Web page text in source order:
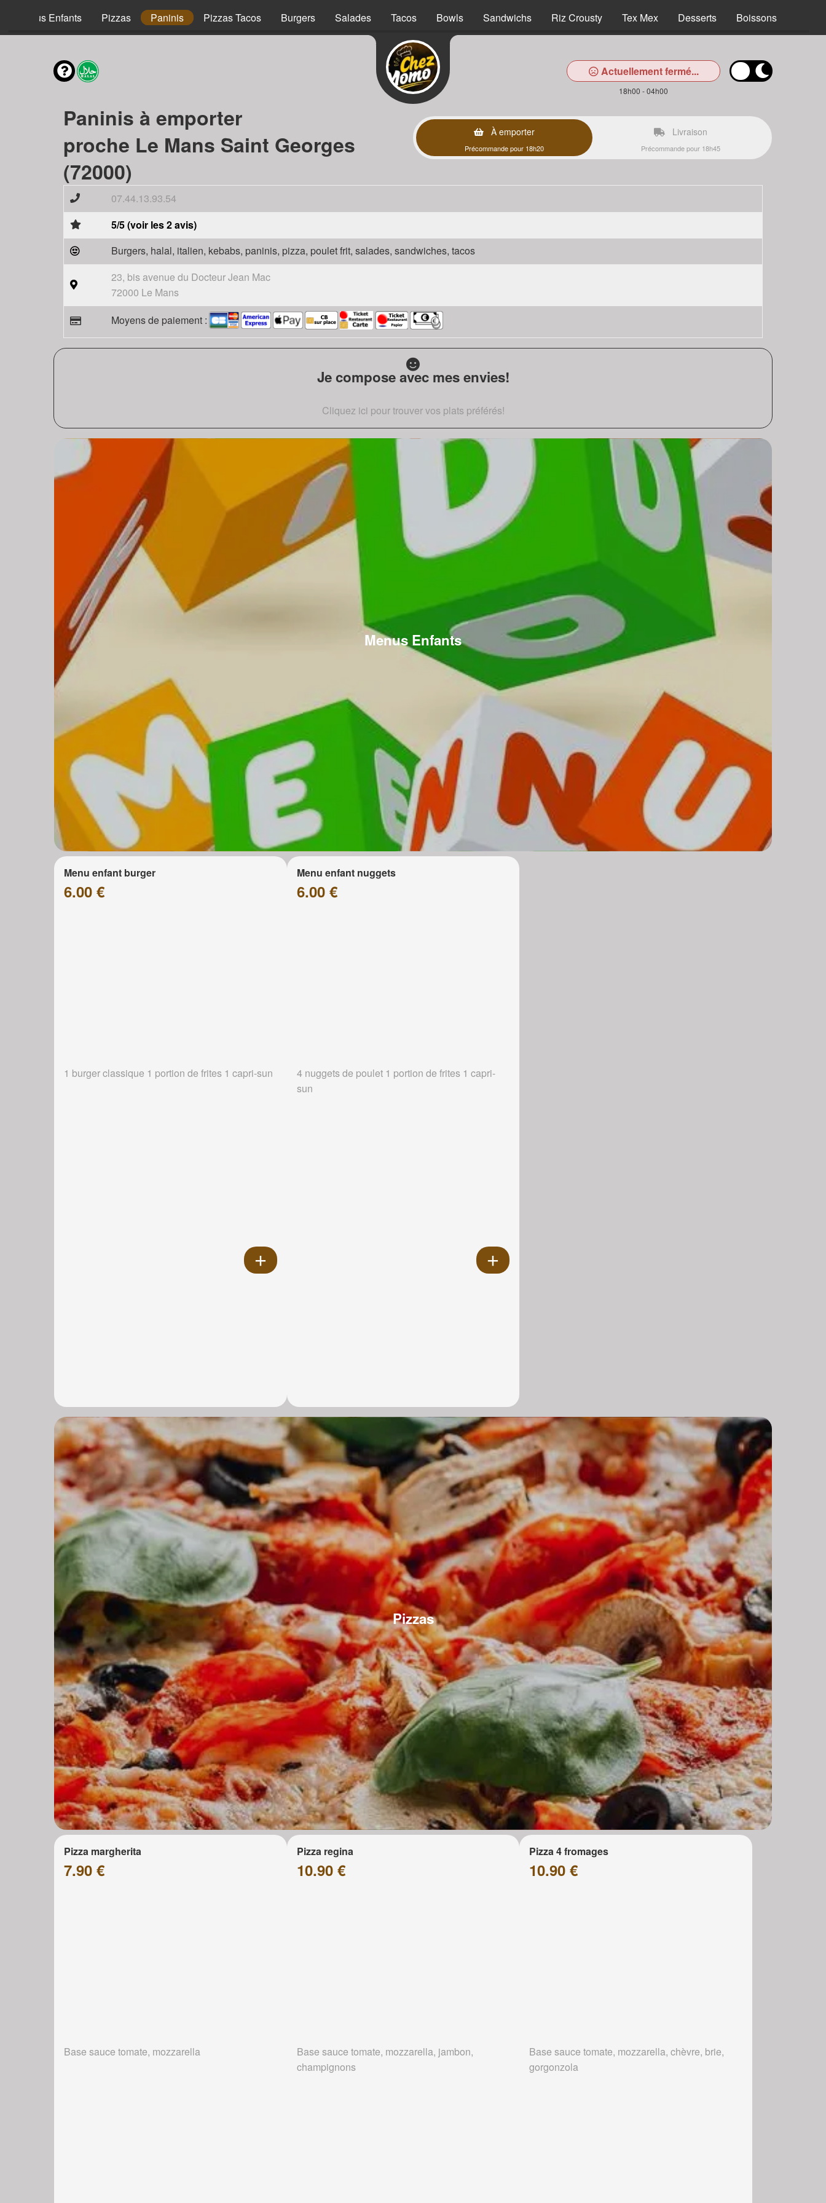
Menus Enfants Pizzas Paninis Pizzas Tacos Burgers Salades Tacos Bowls Sandwichs Riz Crousty Tex Mex Desserts Boissons
Actuellement fermé...
18h00 - 04h00
Paninis à emporter
proche Le Mans Saint Georges
(72000)
À emporter
Précommande pour 18h20
Livraison
Précommande pour 18h45
07.44.13.93.54
5/5 (voir les 2 avis)
Burgers, halal, italien, kebabs, paninis, pizza, poulet frit, salades, sandwiches, tacos
23, bis avenue du Docteur Jean Mac
72000 Le Mans
Moyens de paiement :
Je compose avec mes envies!
Cliquez ici pour trouver vos plats préférés!
Menus Enfants
Menu enfant burger
6.00 €
1 burger classique 1 portion de frites 1 capri-sun
Menu enfant nuggets
6.00 €
4 nuggets de poulet 1 portion de frites 1 capri-
sun
Pizzas
Pizza margherita
7.90 €
Base sauce tomate, mozzarella
Pizza regina
10.90 €
Base sauce tomate, mozzarella, jambon,
champignons
Pizza 4 fromages
10.90 €
Base sauce tomate, mozzarella, chèvre, brie,
gorgonzola